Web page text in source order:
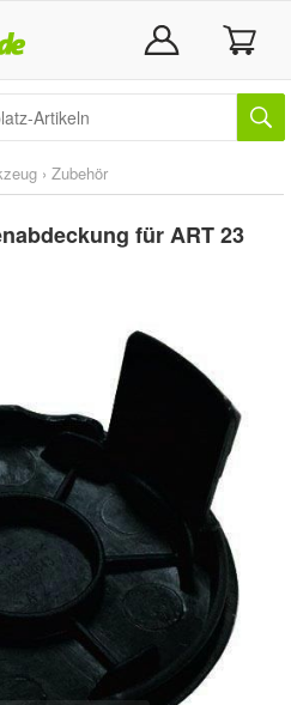
› Zubehör
für ART 23